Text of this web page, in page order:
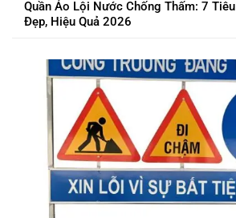
Quần Áo Lội Nước Chống Thấm: 7
Đẹp, Hiệu Quả 2026